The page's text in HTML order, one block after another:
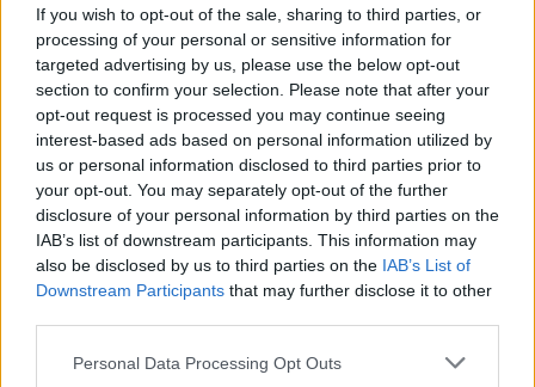
If you wish to opt-out of the sale, sharing to third parties, or
processing of your personal or sensitive information for
targeted advertising by us, please use the below opt-out
section to confirm your selection. Please note that after your
opt-out request is processed you may continue seeing
interest-based ads based on personal information utilized by
us or personal information disclosed to third parties prior to
your opt-out. You may separately opt-out of the further
disclosure of your personal information by third parties on the
IAB’s list of downstream participants. This information may
also be disclosed by us to third parties on the IAB’s List of
Downstream Participants that may further disclose it to other
Please note that this website/app uses one or more Google
Personal Data Processing Opt Outs
Vuoi rimuovere le pubblicità nazionali?
Puoi abbonarti asoli € 1,10 al mese
cliccandoqui
Sei già abbonato?
Puoi effettuare l'accesso andando nella
dal menù del sito o